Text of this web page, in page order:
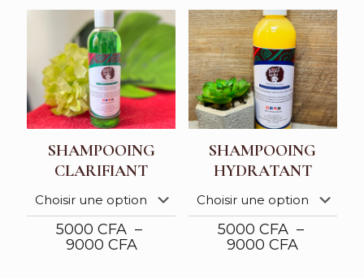
SHAMPOOING
CLARIFIANT
5000CFA –
9000 CFAPlage
SHAMPOOING
HYDRATANT
5000 CFA –
9000CFAPlage